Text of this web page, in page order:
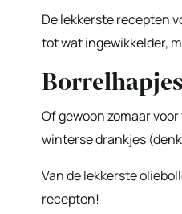
De lekkerste recepten
tot wat ingewikkelder,
Of gewoon zomaar
winterse drankjes
Van de lekkerste
recepten!